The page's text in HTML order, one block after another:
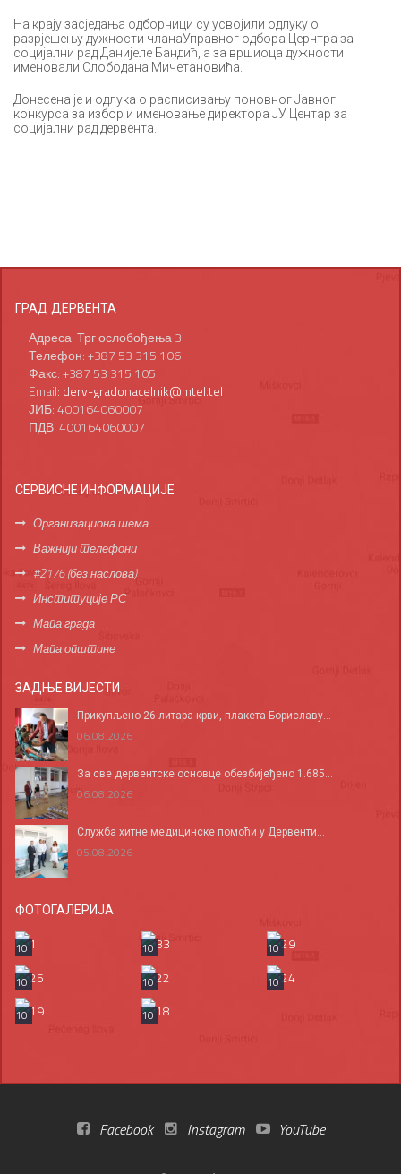
На крају засједања одборници су усвојили одлуку о
разрјешењу дужности чланаУправног одбора Цернтра за
социјални рад Данијеле Бандић, а за вршиоца дужности
именовали Слободана Мичетановића.
Донесена је и одлука о расписивању поновног Јавног
конкурса за избор и именовање директора ЈУ Центар за
социјални рад дервента.
ГРАД ДЕРВЕНТА
Адреса: Трг ослобођења 3
Телефон: +387 53 315 106
Факс: +387 53 315 105
Email: derv-gradonacelnik@mtel.tel
ЈИБ: 400164060007
ПДВ: 400164060007
СЕРВИСНЕ ИНФОРМАЦИЈЕ
Организациона шема
Важнији телефони
#2176 (без наслова)
Институције РС
Мапа града
Мапа општине
ЗАДЊЕ ВИЈЕСТИ
Прикупљено 26 литара крви, плакета Бориславу...
06.08.2026
За све дервентске основце обезбијеђено 1.685...
06.08.2026
Служба хитне медицинске помоћи у Дервенти...
05.08.2026
ФОТОГАЛЕРИЈА
10 10
10
10
10
10
10
10
Facebook Instagram YouTube